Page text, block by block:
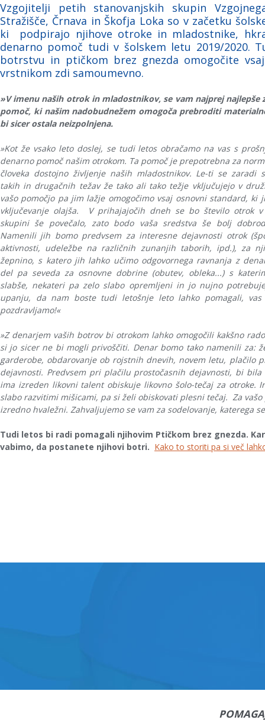
Vzgojitelji petih stanovanjskih skupin
Stražišče, Črnava in Škofja Loka so v začetku
ki podpirajo njihove otroke in mladostnike,
denarno pomoč tudi v šolskem letu 2019/2020.
botrstvu in ptičkom brez gnezda omogočite
vrstnikom zdi samoumevno.
»V imenu naših otrok in mladostnikov, se vam najprej
pomoč, ki našim nadobudnežem omogoča prebroditi
bi sicer ostala neizpolnjena.
»Kot že vsako leto doslej, se tudi letos obračamo na vas s
denarno pomoč našim otrokom. Ta pomoč je prepotrebna za
človeka dostojno življenje naših mladostnikov. Le-ti se zaradi
takih in drugačnih težav že tako ali tako težje vključujejo v
vašo pomočjo pa jim lažje omogočimo vsaj osnovni standard, ki
vključevanje olajša. V prihajajočih dneh se bo število otrok
skupini še povečalo, zato bodo vaša sredstva še bolj
Namenili jih bomo predvsem za interesne dejavnosti otrok
aktivnosti, udeležbe na različnih zunanjih taborih, ipd.), za
žepnino, s katero jih lahko učimo odgovornega ravnanja z
del pa seveda za osnovne dobrine (obutev, obleka...) s
slabše, nekateri pa zelo slabo opremljeni in jo nujno
upanju, da nam boste tudi letošnje leto lahko pomagali, vas
pozdravljamo!«
»Z denarjem vaših botrov bi otrokom lahko omogočili kakšno
si jo sicer ne bi mogli privoščiti. Denar bomo tako namenili za:
garderobe, obdarovanje ob rojstnih dnevih, novem letu, plačilo
dejavnosti. Predvsem pri plačilu prostočasnih dejavnosti, bi
ima izreden likovni talent obiskuje likovno šolo-tečaj za otroke.
slabo razvitimi mišicami, pa si želi obiskovati plesni tečaj. Za
izredno hvaležni. Zahvaljujemo se vam za sodelovanje, katerega
Tudi letos bi radi pomagali njihovim Ptičkom brez gnezda.
vabimo, da postanete njihovi botri. Kako to storiti pa si več